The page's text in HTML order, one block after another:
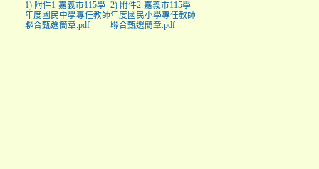
1) 附件1-嘉義市115學
年度國民中學專任教師
聯合甄選簡章.pdf
2) 附件2-嘉義市115學
年度國民小學專任教師
聯合甄選簡章.pdf